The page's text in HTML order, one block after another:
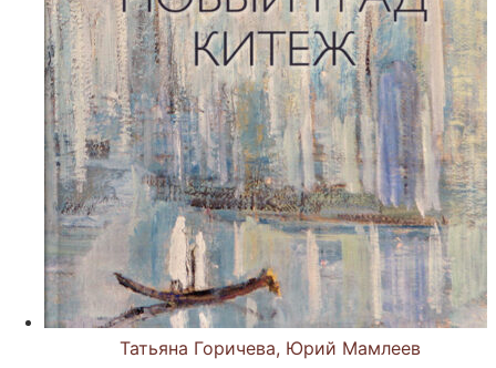
Татьяна Горичева, Юрий Мамлеев